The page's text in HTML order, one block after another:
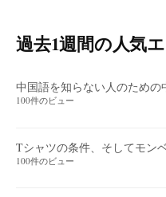
過去1週間の人気
中国語を知らない人のための
100件のビュー
Tシャツの条件、そしてモン
100件のビュー